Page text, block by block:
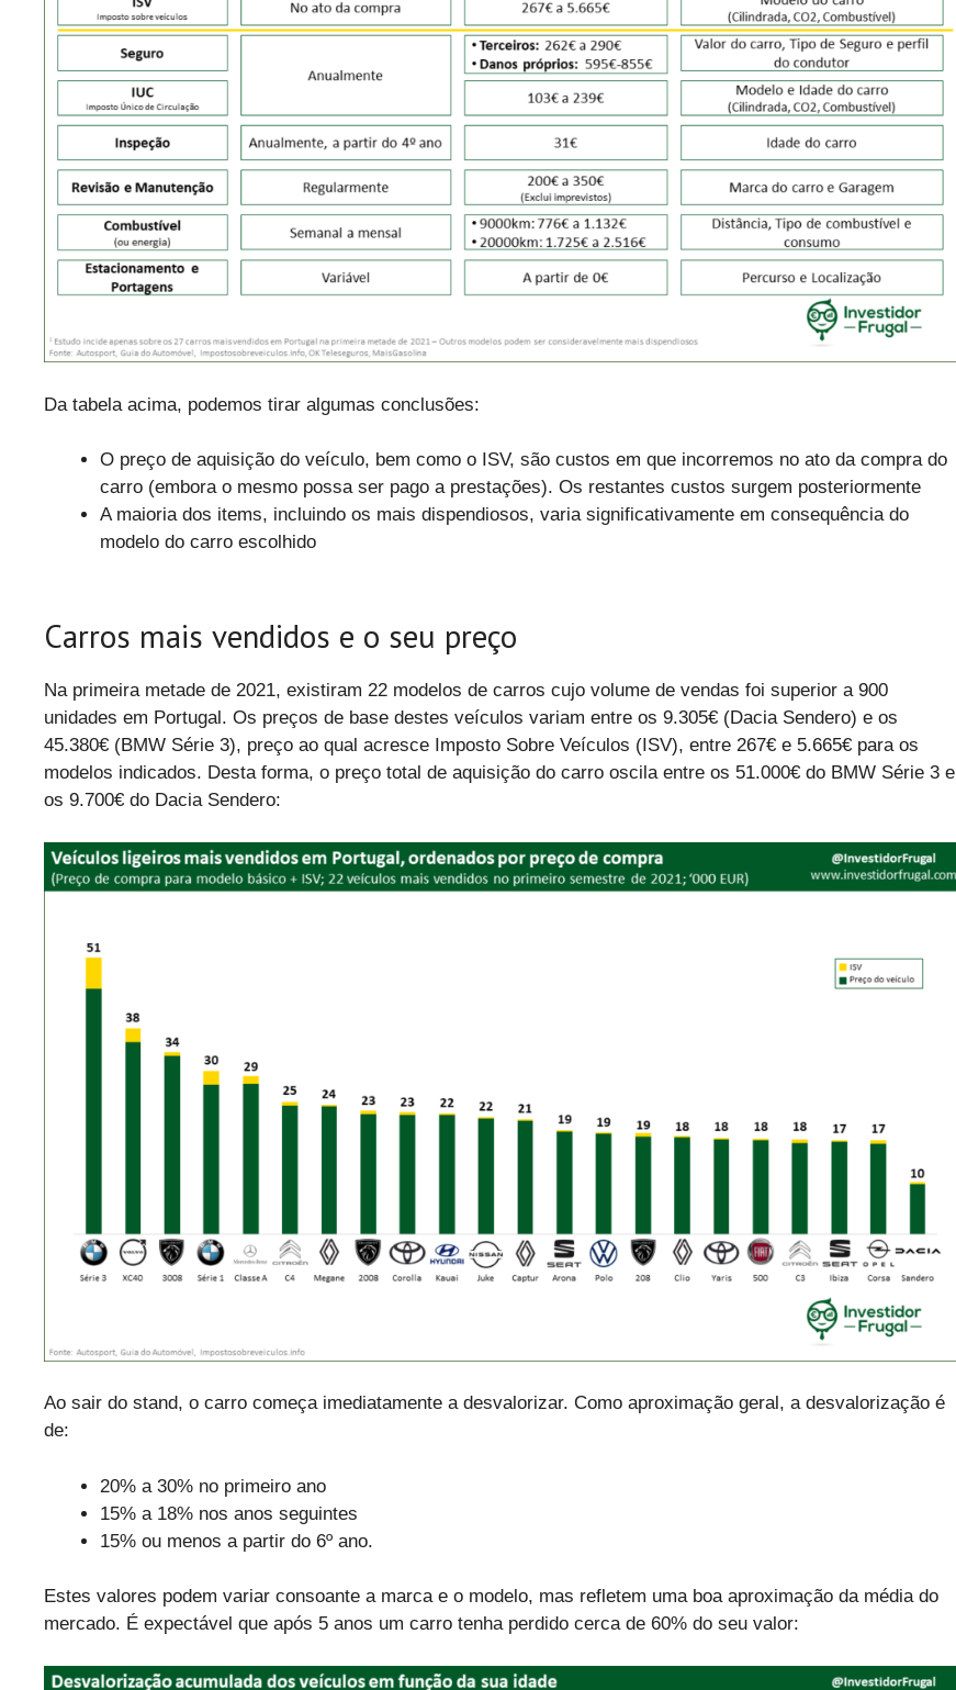
Da tabela acima, podemos tirar algumas conclusões:
O preço de aquisição do veículo, bem como o ISV, são custos em que incorremos no ato da compra do
carro (embora o mesmo possa ser pago a prestações). Os restantes custos surgem posteriormente
A maioria dos items, incluindo os mais dispendiosos, varia significativamente em consequência do
modelo do carro escolhido
Carros mais vendidos e o seu preço
Na primeira metade de 2021, existiram 22 modelos de carros cujo volume de vendas foi superior a 900
unidades em Portugal. Os preços de base destes veículos variam entre os 9.305€ (Dacia Sendero) e os
45.380€ (BMW Série 3), preço ao qual acresce Imposto Sobre Veículos (ISV), entre 267€ e 5.665€ para os
modelos indicados. Desta forma, o preço total de aquisição do carro oscila entre os 51.000€ do BMW Série 3 e
os 9.700€ do Dacia Sendero:
Ao sair do stand, o carro começa imediatamente a desvalorizar. Como aproximação geral, a desvalorização é
de:
20% a 30% no primeiro ano
15% a 18% nos anos seguintes
15% ou menos a partir do 6º ano.
Estes valores podem variar consoante a marca e o modelo, mas refletem uma boa aproximação da média do
mercado. É expectável que após 5 anos um carro tenha perdido cerca de 60% do seu valor: